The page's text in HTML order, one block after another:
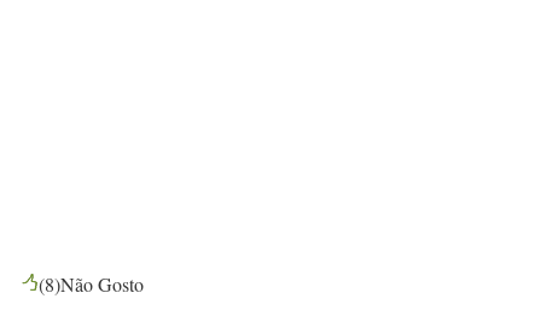
(8)Não Gosto